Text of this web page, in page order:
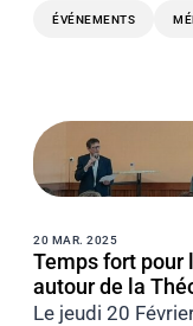
ÉVÉNEMENTS
20 MAR. 2025
Temps fort pour
autour de la
Le jeudi 20